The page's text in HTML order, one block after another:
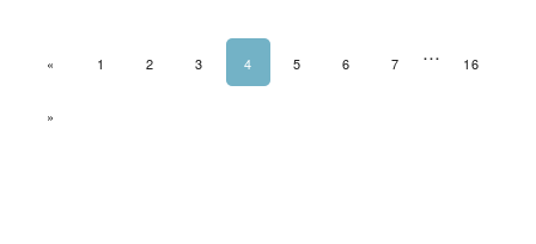
PAGE PRÉCÉDENTE
« 1 2 3 4 5 6 7 … 16
PAGE SUIVANTE
»